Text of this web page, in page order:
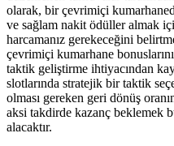
olarak, bir çevrimiçi
ve sağlam nakit ödüller almak
harcamanız gerekeceğini
çevrimiçi kumarhane
taktik geliştirme ihtiyacından
slotlarında stratejik bir taktik
olması gereken geri dönüş
aksi takdirde kazanç beklemek
alacaktır.